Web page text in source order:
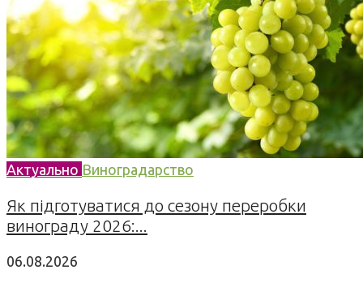
Актуально Виноградарство
Як підготуватися до сезону переробки
винограду 2026:...
06.08.2026